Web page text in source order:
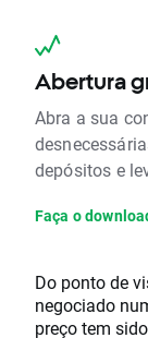
Abertura
Abra a sua
depósitos e
Faça o
Do ponto de
negociado
preço tem